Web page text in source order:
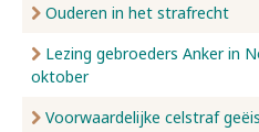
Ouderen in het strafrecht
Lezing gebroeders Anker in
oktober
Voorwaardelijke celstraf